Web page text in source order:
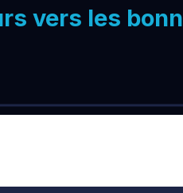
vers les